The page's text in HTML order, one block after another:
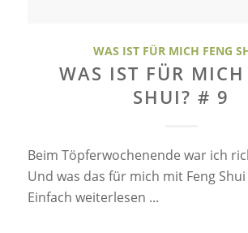
WAS IST FÜR MICH FENG
WAS IST FÜR MICH
SHUI? # 9
Beim Töpferwochenende war ich
Und was das für mich mit Feng
Einfach weiterlesen ...